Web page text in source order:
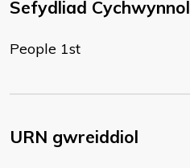
Sefydliad Cychwynnol
People 1st
URN gwreiddiol